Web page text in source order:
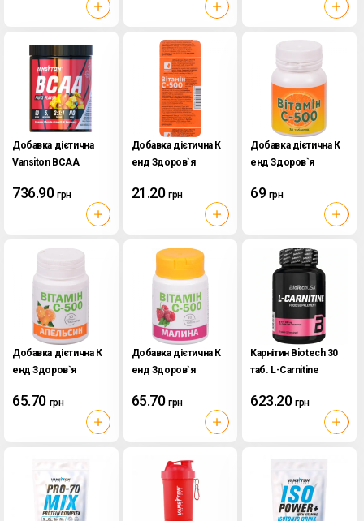
Добавка дієтична
Vansiton ВСАА
г
736.90 грн
Добавка дієтична К
енд Здоров`я
табл. блістер
21.20 грн
Добавка дієтична К
енд Здоров`я
табл. Банка
69 грн
Добавка дієтична К
енд Здоров`я
табл. зі смаком
65.70 грн
Добавка дієтична К
енд Здоров`я
табл. зі смаком
65.70 грн
Карнітин Biotech 30
таб. L-Carnitine
623.20 грн